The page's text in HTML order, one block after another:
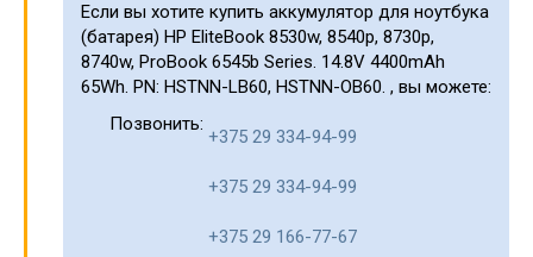
Если вы хотите купить аккумулятор для ноутбука
(батарея) HP EliteBook 8530w, 8540p, 8730p,
8740w, ProBook 6545b Series. 14.8V 4400mAh
65Wh. PN: HSTNN-LB60, HSTNN-OB60. , вы можете:
Позвонить:
+375 29 334-94-99
+375 29 334-94-99
+375 29 166-77-67